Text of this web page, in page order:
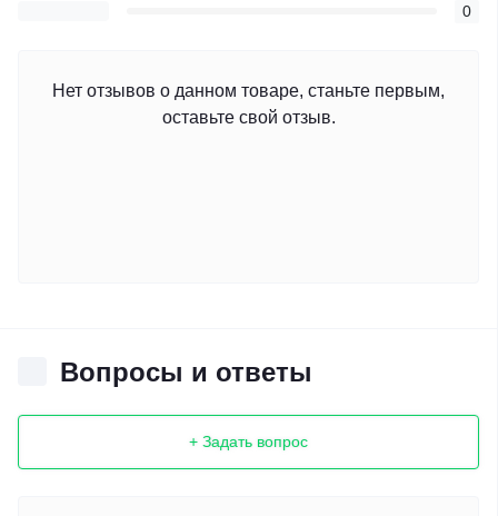
0
Нет отзывов о данном товаре, станьте первым,
оставьте свой отзыв.
Вопросы и ответы
+ Задать вопрос